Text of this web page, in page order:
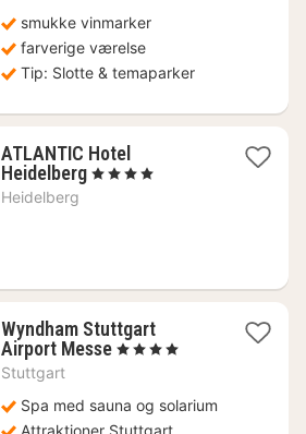
smukke vinmarker
farverige værelse
Tip: Slotte & temaparker
ATLANTIC Hotel
Heidelberg1
, 4 Stjerner
Heidelberg
Wyndham Stuttgart
Airport Messe1
667
kr.
, 4 Stjerner
Stuttgart
Spa med sauna og solarium
Attraktioner Stuttgart